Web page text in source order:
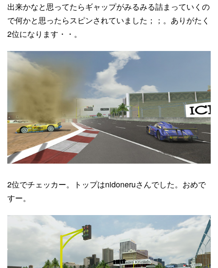
出来かなと思ってたらギャップがみるみる詰まっていくの
で何かと思ったらスピンされていました；；。ありがたく
2位になります・・。
2位でチェッカー。トップはnidoneruさんでした。おめで
すー。